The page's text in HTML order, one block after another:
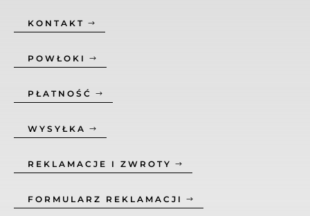
KONTAKT
POWŁOKI
PŁATNOŚĆ
WYSYŁKA
REKLAMACJE I ZWROTY
FORMULARZ REKLAMACJI